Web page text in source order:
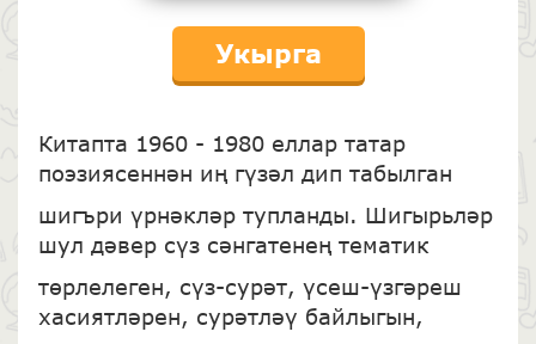
Укырга
Китапта 1960 - 1980 еллар татар
поэзиясеннән иң гүзәл дип табылган
шигъри үрнәкләр тупланды. Шигырьләр
шул дәвер сүз сәнгатенең тематик
төрлелеген, сүз-сурәт, үсеш-үзгәреш
хасиятләрен, сурәтләү байлыгын,